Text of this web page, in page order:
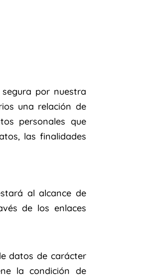
por nuestra
una relación de
personales que
las finalidades
al alcance de
de los enlaces
datos de carácter
la condición de